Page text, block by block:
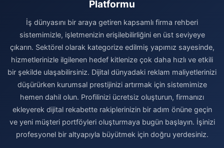
Platformu
İş dünyasını bir araya getiren kapsamlı firma rehberi
sistemimizle, işletmenizin erişilebilirliğini en üst seviyeye
çıkarın. Sektörel olarak kategorize edilmiş yapımız sayesinde,
hizmetlerinizle ilgilenen hedef kitlenize çok daha hızlı ve etkili
bir şekilde ulaşabilirsiniz. Dijital dünyadaki reklam maliyetlerinizi
düşürürken kurumsal prestijinizi artırmak için sistemimize
hemen dahil olun. Profilinizi ücretsiz oluşturun, firmanızı
ekleyerek dijital rekabette rakiplerinizin bir adım önüne geçin
ve yeni müşteri portföyleri oluşturmaya bugün başlayın. İşinizi
profesyonel bir altyapıyla büyütmek için doğru yerdesiniz.